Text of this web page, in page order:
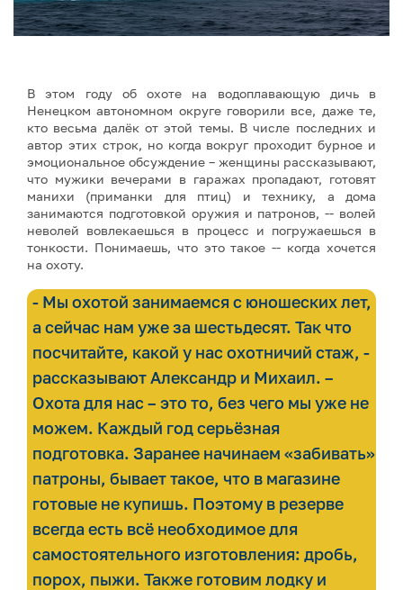
В этом году об охоте на водоплавающую дичь в
Ненецком автономном округе говорили все, даже те,
кто весьма далёк от этой темы. В числе последних и
автор этих строк, но когда вокруг проходит бурное и
эмоциональное обсуждение – женщины рассказывают,
что мужики вечерами в гаражах пропадают, готовят
манихи (приманки для птиц) и технику, а дома
занимаются подготовкой оружия и патронов, -- волей
неволей вовлекаешься в процесс и погружаешься в
тонкости. Понимаешь, что это такое -- когда хочется
на охоту.
- Мы охотой занимаемся с юношеских лет,
а сейчас нам уже за шестьдесят. Так что
посчитайте, какой у нас охотничий стаж, -
рассказывают Александр и Михаил. –
Охота для нас – это то, без чего мы уже не
можем. Каждый год серьёзная
подготовка. Заранее начинаем «забивать»
патроны, бывает такое, что в магазине
готовые не купишь. Поэтому в резерве
всегда есть всё необходимое для
самостоятельного изготовления: дробь,
порох, пыжи. Также готовим лодку и